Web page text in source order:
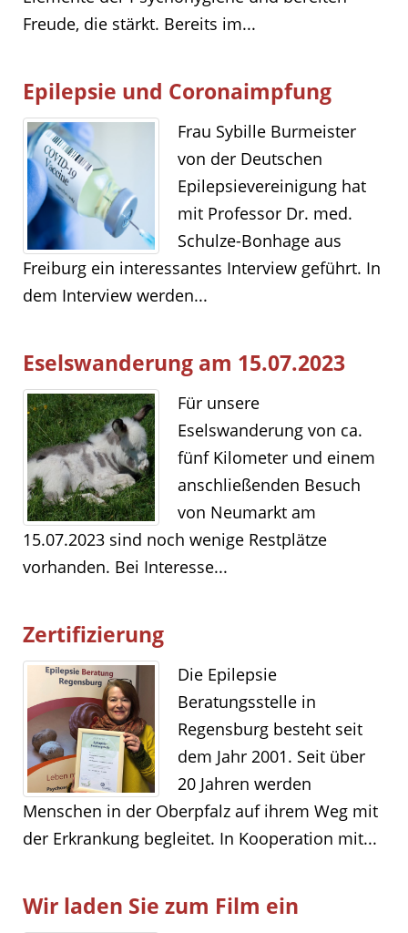
Freude, die stärkt. Bereits im...
Epilepsie und Coronaimpfung
Frau Sybille Burmeister
von der Deutschen
Epilepsievereinigung hat
mit Professor Dr. med.
Schulze-Bonhage aus
Freiburg ein interessantes Interview geführt. In
dem Interview werden...
Eselswanderung am 15.07.2023
Für unsere
Eselswanderung von ca.
fünf Kilometer und einem
anschließenden Besuch
von Neumarkt am
15.07.2023 sind noch wenige Restplätze
vorhanden. Bei Interesse...
Zertifizierung
Die Epilepsie
Beratungsstelle in
Regensburg besteht seit
dem Jahr 2001. Seit über
20 Jahren werden
Menschen in der Oberpfalz auf ihrem Weg mit
der Erkrankung begleitet. In Kooperation mit...
Wir laden Sie zum Film ein